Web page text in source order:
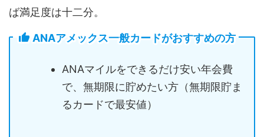
ば満足度は十二分。
ANAアメックス一般カードがおすすめの方
ANAマイルをできるだけ安い年会費
で、無期限に貯めたい方（無期限貯ま
るカードで最安値）